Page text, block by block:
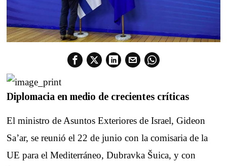
Diplomacia en medio de crecientes críticas
El ministro de Asuntos Exteriores de Israel, Gideon
Sa’ar, se reunió el 22 de junio con la comisaria de la
UE para el Mediterráneo, Dubravka Šuica, y con